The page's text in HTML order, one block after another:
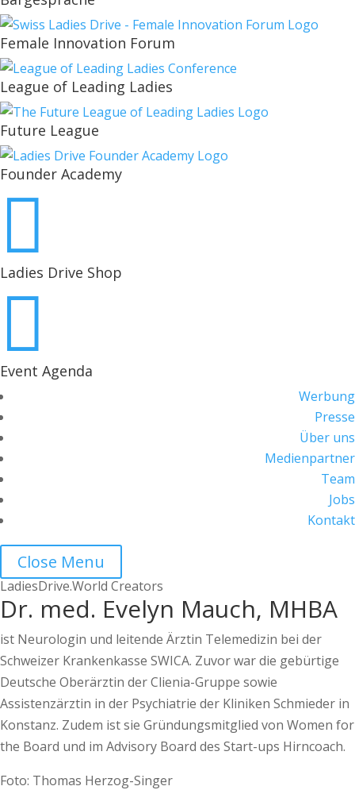
Female Innovation Forum
League of Leading Ladies
Future League
Founder Academy

Ladies Drive Shop

Event Agenda
Werbung
Presse
Über uns
Medienpartner
Team
Jobs
Kontakt
Close Menu
LadiesDrive.World Creators
Dr. med. Evelyn Mauch, MHBA
ist Neurologin und leitende Ärztin Telemedizin bei der
Schweizer Krankenkasse SWICA. Zuvor war die gebürtige
Deutsche Oberärztin der Clienia-Gruppe sowie
Assistenzärztin in der Psychiatrie der Kliniken Schmieder in
Konstanz. Zudem ist sie Gründungsmitglied von Women for
the Board und im Advisory Board des Start-ups Hirncoach.
Foto: Thomas Herzog-Singer